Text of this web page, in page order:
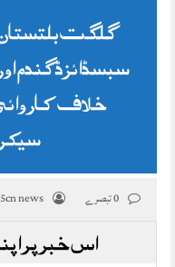
گلگت
سبسڈائزڈ گندم
خلاف
5cn news
اس خبر پر